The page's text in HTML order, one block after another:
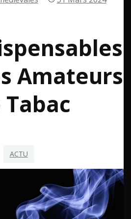
Amateurs
Tabac
ACTU